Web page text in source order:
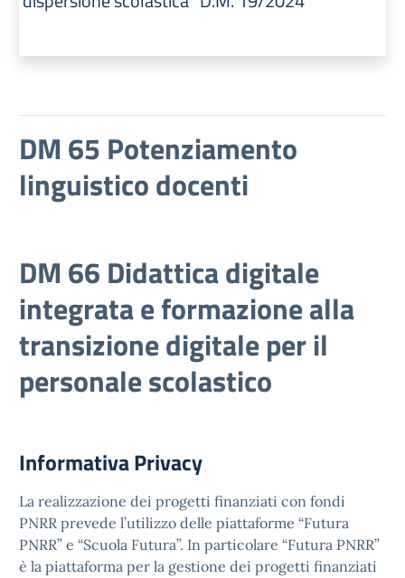
DM 65 Potenziamento
linguistico docenti
DM 66 Didattica digitale
integrata e formazione alla
transizione digitale per il
personale scolastico
Informativa Privacy
La realizzazione dei progetti finanziati con fondi
PNRR prevede l’utilizzo delle piattaforme “Futura
PNRR” e “Scuola Futura”. In particolare “Futura PNRR”
è la piattaforma per la gestione dei progetti finanziati